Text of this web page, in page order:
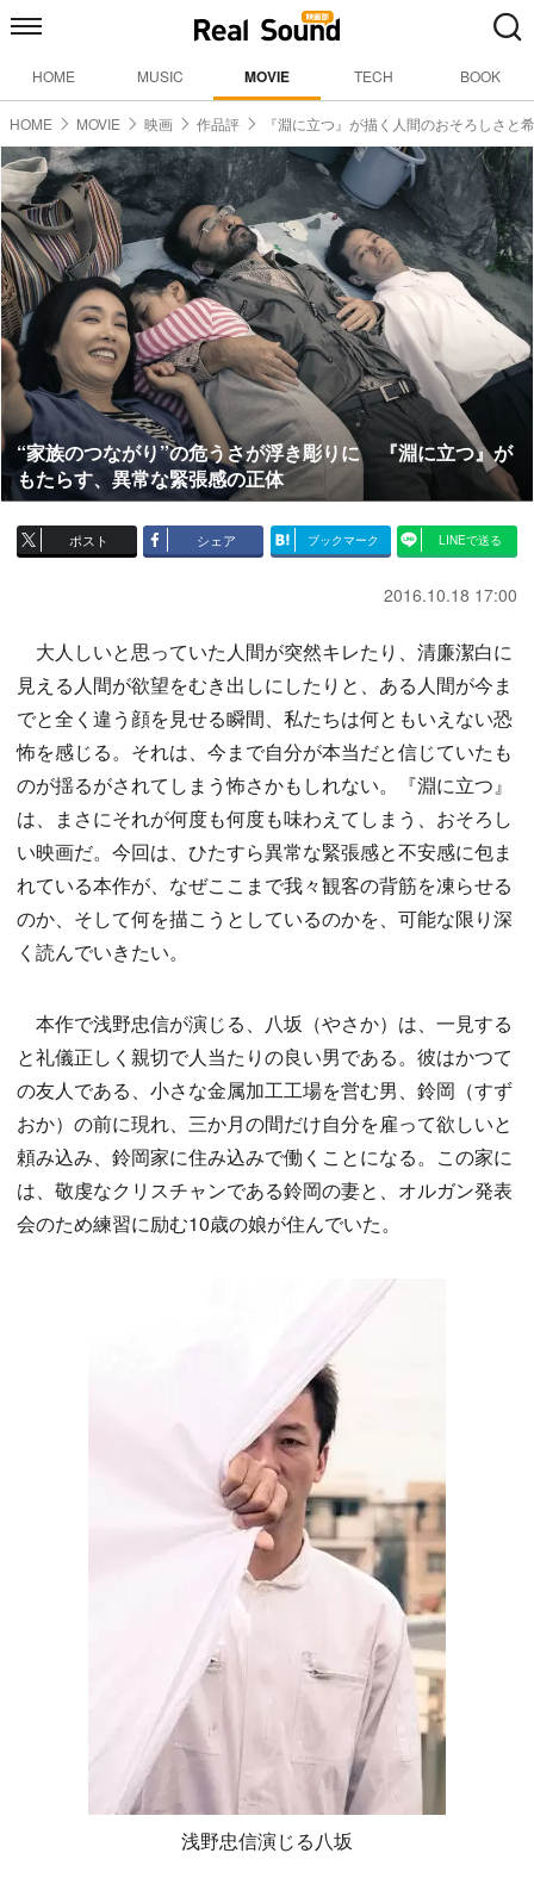
HOME MUSIC MOVIE TECH BOOK
HOME MOVIE 映画 作品評 『淵に立つ』が描く人間のおそろしさと
“家族のつながり”の危うさが浮き彫りに 『淵に立つ』が
もたらす、異常な緊張感の正体
ポスト シェア ブックマーク LINEで送る
2016.10.18 17:00
大人しいと思っていた人間が突然キレたり、清廉潔白に
見える人間が欲望をむき出しにしたりと、ある人間が今ま
でと全く違う顔を見せる瞬間、私たちは何ともいえない恐
怖を感じる。それは、今まで自分が本当だと信じていたも
のが揺るがされてしまう怖さかもしれない。『淵に立つ』
は、まさにそれが何度も何度も味わえてしまう、おそろし
い映画だ。今回は、ひたすら異常な緊張感と不安感に包ま
れている本作が、なぜここまで我々観客の背筋を凍らせる
のか、そして何を描こうとしているのかを、可能な限り深
く読んでいきたい。
本作で浅野忠信が演じる、八坂（やさか）は、一見する
と礼儀正しく親切で人当たりの良い男である。彼はかつて
の友人である、小さな金属加工工場を営む男、鈴岡（すず
おか）の前に現れ、三か月の間だけ自分を雇って欲しいと
頼み込み、鈴岡家に住み込みで働くことになる。この家に
は、敬虔なクリスチャンである鈴岡の妻と、オルガン発表
会のため練習に励む10歳の娘が住んでいた。
浅野忠信演じる八坂